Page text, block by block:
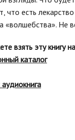
что есть
«волшебства». Не
взять эту книгу
каталог